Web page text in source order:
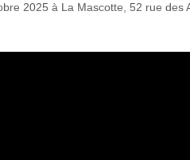
2025 à La Mascotte, 52 rue des